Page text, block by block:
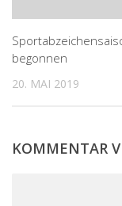
begonnen
20. MAI 2019
KOMMENTAR